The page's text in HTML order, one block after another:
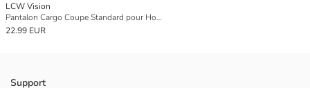
LCW Vision
Pantalon Cargo Coupe Standard pour Hommes
22.99 EUR
Support